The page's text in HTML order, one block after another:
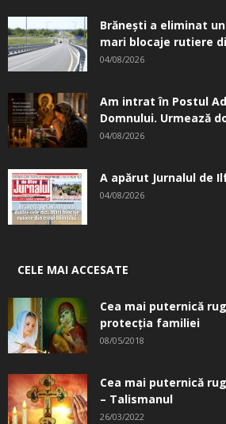
Brănești a eliminat
mari blocaje rutiere
04/08/2026
Am intrat în Postul
Domnului. Urmează
04/08/2026
A apărut Jurnalul de
04/08/2026
CELE MAI ACCESATE
Cea mai puternică
protecția familiei
08/05/2018
Cea mai puternică
– Talismanul
26/03/2022